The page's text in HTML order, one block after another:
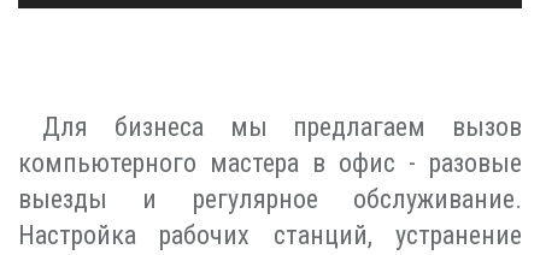
Для бизнеса мы предлагаем вызов
компьютерного мастера в офис - разовые
выезды и регулярное обслуживание.
Настройка рабочих станций, устранение